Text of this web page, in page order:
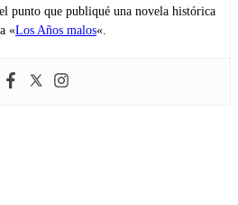
punto que publiqué una novela histórica
«Los Años malos«.